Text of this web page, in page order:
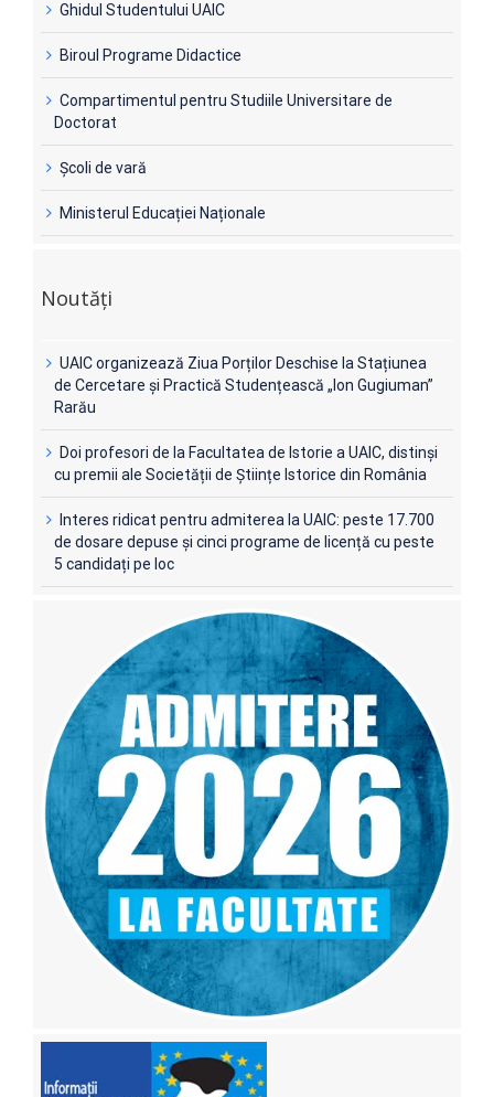
Ghidul Studentului UAIC
Biroul Programe Didactice
Compartimentul pentru Studiile Universitare de
Doctorat
Şcoli de vară
Ministerul Educației Naționale
Noutăți
UAIC organizează Ziua Porților Deschise la Stațiunea
de Cercetare și Practică Studențească „Ion Gugiuman”
Rarău
Doi profesori de la Facultatea de Istorie a UAIC, distinși
cu premii ale Societății de Științe Istorice din România
Interes ridicat pentru admiterea la UAIC: peste 17.700
de dosare depuse și cinci programe de licență cu peste
5 candidați pe loc